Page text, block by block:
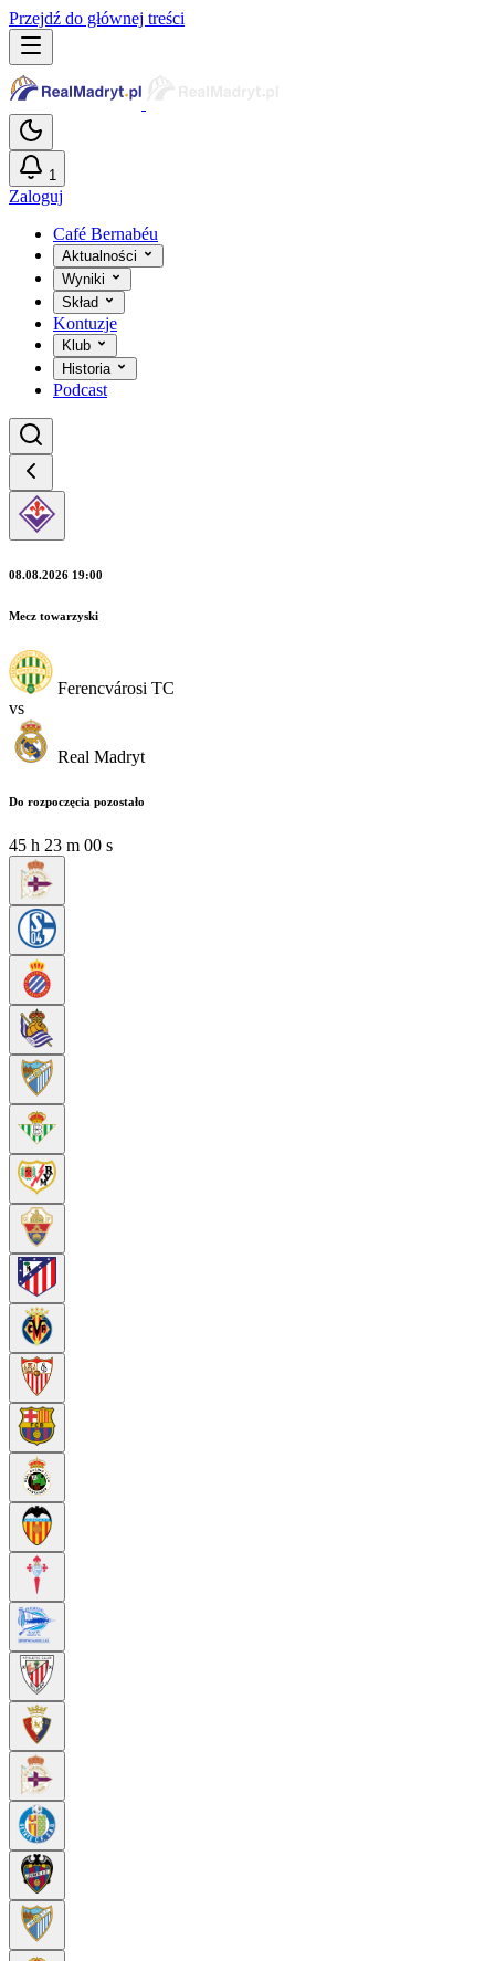
Przejdź do głównej treści
1
Zaloguj
Café Bernabéu
Aktualności
Wyniki
Skład
Kontuzje
Klub
Historia
Podcast
08.08.2026 19:00
Mecz towarzyski
Ferencvárosi TC
vs
Real Madryt
Do rozpoczęcia pozostało
45 h 22 m 58 s